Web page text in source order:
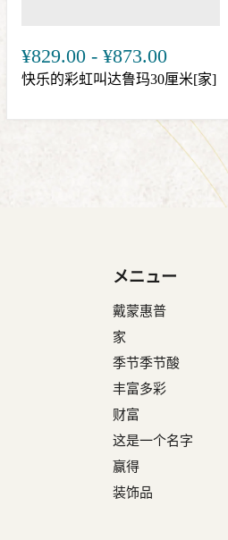
¥829.00 - ¥873.00
快乐的彩虹叫达鲁玛30厘米[家]
メニュー
戴蒙惠普
家
季节季节酸
丰富多彩
财富
这是一个名字
赢得
装饰品